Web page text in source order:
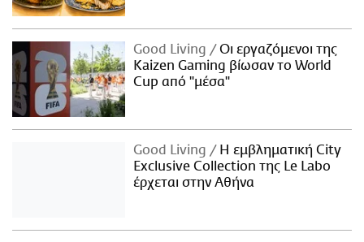
Good Living
Οι εργαζόμενοι της
Kaizen Gaming βίωσαν το World
Cup από "μέσα"
Good Living
Η εμβληματική City
Exclusive Collection της Le Labo
έρχεται στην Αθήνα